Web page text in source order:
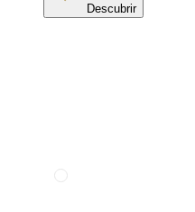
Descubrir